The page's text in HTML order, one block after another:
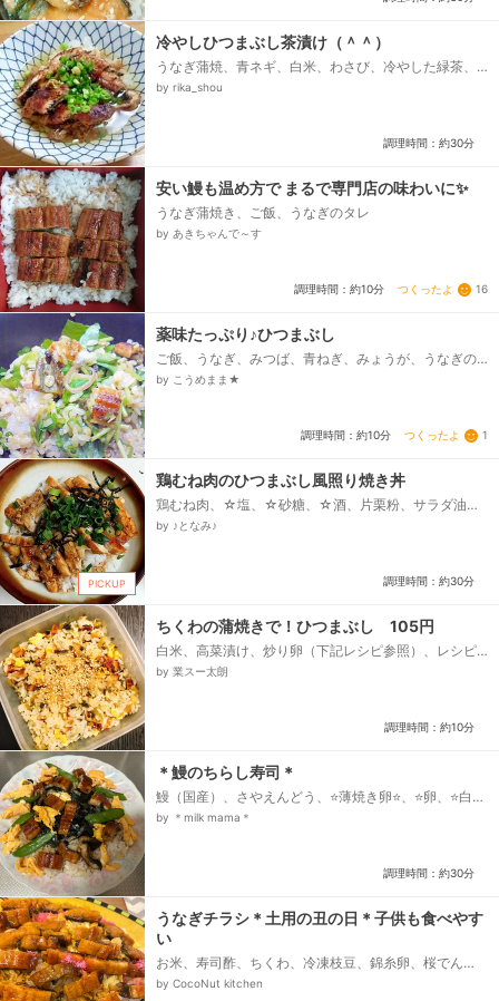
冷やしひつまぶし茶漬け（＾＾）
うなぎ蒲焼、青ネギ、白米、わさび、冷やした緑茶、
お酒、サラダ油、蒲焼のたれ
by rika_shou
調理時間：約30分
安い鰻も温め方で まるで専門店の味わいに✨
うなぎ蒲焼き、ご飯、うなぎのタレ
by あきちゃんで～す
調理時間：約10分 つくったよ 16
薬味たっぷり♪ひつまぶし
ご飯、うなぎ、みつば、青ねぎ、みょうが、うなぎの
たれ、酒、サラダ油
by こうめまま★
調理時間：約10分 つくったよ 1
PICKUP
鶏むね肉のひつまぶし風照り焼き丼
鶏むね肉、☆塩、☆砂糖、☆酒、片栗粉、サラダ油、
○しょうゆ、○みりん、○酒、○砂糖、ごはん、青ネ
by ♪となみ♪
調理時間：約30分
ちくわの蒲焼きで！ひつまぶし 105円
白米、高菜漬け、炒り卵（下記レシピ参照）、レシピ
ID、1380011385、ちくわの蒲焼き（下記レシピ参
by 業スー太朗
調理時間：約10分
＊鰻のちらし寿司＊
鰻（国産）、さやえんどう、⭐薄焼き卵⭐、⭐卵、⭐白だ
し、⭐水、油、★鰻のタレ★、★醤油、★酒、★みり
by ＊milk mama＊
調理時間：約30分
うなぎチラシ＊土用の丑の日＊子供も食べやす
い
お米、寿司酢、ちくわ、冷凍枝豆、錦糸卵、桜でん
ぶ、鰻の蒲焼き、蒲焼きのタレ
by CocoNut kitchen